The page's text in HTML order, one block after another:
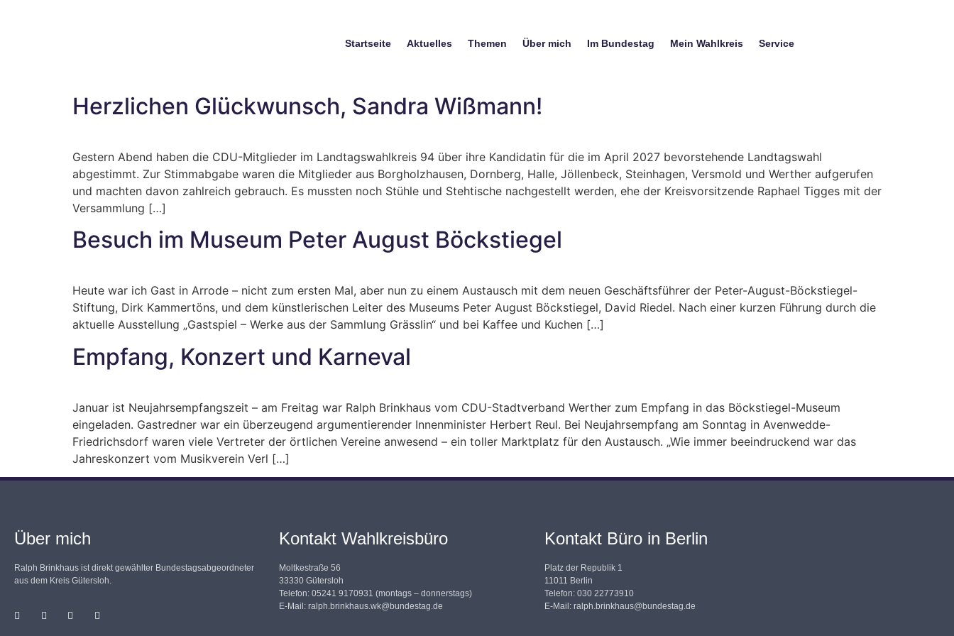
Startseite Aktuelles Themen Über mich Im Bundestag Mein Wahlkreis Service
Herzlichen Glückwunsch, Sandra Wißmann!
Gestern Abend haben die CDU-Mitglieder im Landtagswahlkreis 94 über ihre Kandidatin für die im April 2027 bevorstehende Landtagswahl
abgestimmt. Zur Stimmabgabe waren die Mitglieder aus Borgholzhausen, Dornberg, Halle, Jöllenbeck, Steinhagen, Versmold und Werther aufgerufen
und machten davon zahlreich gebrauch. Es mussten noch Stühle und Stehtische nachgestellt werden, ehe der Kreisvorsitzende Raphael Tigges mit der
Versammlung […]
Besuch im Museum Peter August Böckstiegel
Heute war ich Gast in Arrode – nicht zum ersten Mal, aber nun zu einem Austausch mit dem neuen Geschäftsführer der Peter-August-Böckstiegel-
Stiftung, Dirk Kammertöns, und dem künstlerischen Leiter des Museums Peter August Böckstiegel, David Riedel. Nach einer kurzen Führung durch die
aktuelle Ausstellung „Gastspiel – Werke aus der Sammlung Grässlin“ und bei Kaffee und Kuchen […]
Empfang, Konzert und Karneval
Januar ist Neujahrsempfangszeit – am Freitag war Ralph Brinkhaus vom CDU-Stadtverband Werther zum Empfang in das Böckstiegel-Museum
eingeladen. Gastredner war ein überzeugend argumentierender Innenminister Herbert Reul. Bei Neujahrsempfang am Sonntag in Avenwedde-
Friedrichsdorf waren viele Vertreter der örtlichen Vereine anwesend – ein toller Marktplatz für den Austausch. „Wie immer beeindruckend war das
Jahreskonzert vom Musikverein Verl […]
Über mich
Ralph Brinkhaus ist direkt gewählter Bundestagsabgeordneter
aus dem Kreis Gütersloh.
Kontakt Wahlkreisbüro
Moltkestraße 56
33330 Gütersloh
Telefon: 05241 9170931 (montags – donnerstags)
E-Mail:ralph.brinkhaus.wk@bundestag.de
Kontakt Büro in Berlin
Platz der Republik 1
11011 Berlin
Telefon: 030 22773910
E-Mail: ralph.brinkhaus@bundestag.de